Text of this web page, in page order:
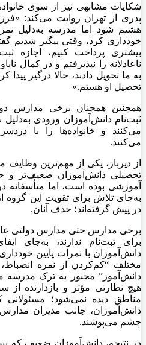
شکایات مشابهی نیز از سوی
پدری از تهران روایت می‌کند:
هشتم شود اما مدرسه به‌دلیل
خودداری کرد، وقتی پیگیر شدیم
بیشتری پرداخت کنیم، اجازه
ناعادلانه را نپذیرفتم و در کمال
به ما تحویل دادند، حالا درگیر
تحصیل او هستم.»
همچنین همچنان برخی مدارس
ثبت‌نام دانش‌آموزان ورودی به‌دلیل
می‌کنند و خانواده‌ها را با
می‌کنند.
از دیرباز، یکی از مهم‌ترین
تحصیلی دانش‌آموزان ضعیف‌تر و
آموزشی بوده است، اما
به‌جای تلاش برای تقویت این گروه
در پیش گرفته‌اند؛ حذف آنان.
برخی مدارس حتی مدارس دولتی
برای ثبت‌نام ندارند، به‌جای
دانش‌آموزان با نمرات پایین
مختلف “کم‌کردن از نمره انضباط،
دانش‌آموز” مجبور به ترک مدرسه
هیچ نظارتی مؤثر و بازدارنده
مناطق دیده نمی‌شود؛
دانش‌آموزان، جانب مدیران
چشم می‌پوشند.
در نتیجه، دانش‌آموزان ضعیف که